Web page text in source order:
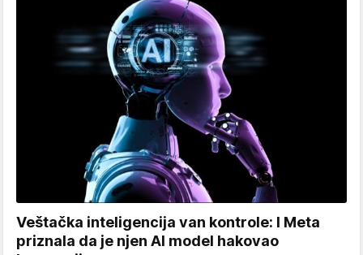
Veštačka inteligencija van kontrole: I Meta
priznala da je njen AI model hakovao